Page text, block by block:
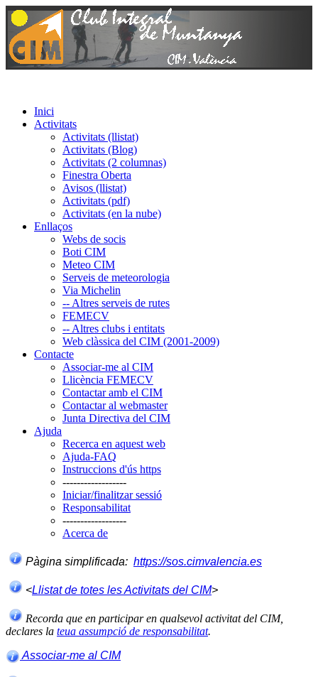
Inici
Activitats
Activitats (llistat)
Activitats (Blog)
Activitats (2 columnas)
Finestra Oberta
Avisos (llistat)
Activitats (pdf)
Activitats (en la nube)
Enllaços
Webs de socis
Boti CIM
Meteo CIM
Serveis de meteorologia
Via Michelin
-- Altres serveis de rutes
FEMECV
-- Altres clubs i entitats
Web clàssica del CIM (2001-2009)
Contacte
Associar-me al CIM
Llicència FEMECV
Contactar amb el CIM
Contactar al webmaster
Junta Directiva del CIM
Ajuda
Recerca en aquest web
Ajuda-FAQ
Instruccions d'ús https
------------------
Iniciar/finalitzar sessió
Responsabilitat
------------------
Acerca de
Pàgina simplificada: https://sos.cimvalencia.es
<Llistat de totes les Activitats del CIM>
Recorda que en participar en qualsevol activitat del CIM,
declares la teua assumpció de responsabilitat.
Associar-me al CIM